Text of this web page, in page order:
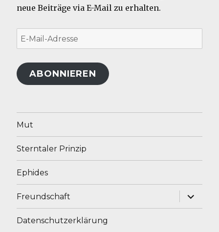
neue Beiträge via E-Mail zu erhalten.
E-
Mail-
Adresse
ABONNIEREN
Mut
Sterntaler Prinzip
Ephides
Freundschaft
Datenschutzerklärung